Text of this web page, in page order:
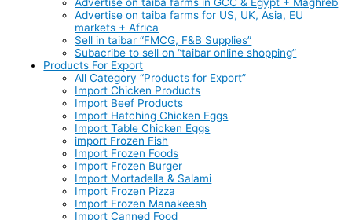
Advertise on taiba farms for US, UK, Asia, EU
markets + Africa
Sell in taibar “FMCG, F&B Supplies”
Subacribe to sell on “taibar online shopping”
Products For Export
All Category “Products for Export”
Import Chicken Products
Import Beef Products
Import Hatching Chicken Eggs
Import Table Chicken Eggs
import Frozen Fish
Import Frozen Foods
Import Frozen Burger
Import Mortadella & Salami
Import Frozen Pizza
Import Frozen Manakeesh
Import Canned Food